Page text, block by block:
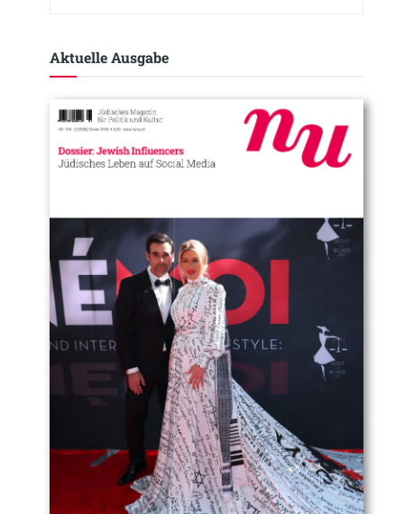
Aktuelle Ausgabe​